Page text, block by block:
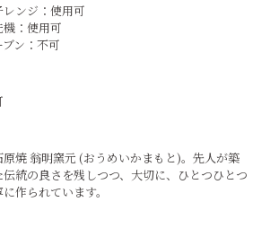
レンジ：使用可
機：使用可
ブン：不可
原焼 翁明窯元 (おうめいかまもと)。先人が築
伝統の良さを残しつつ、大切に、ひとつひとつ
作られています。